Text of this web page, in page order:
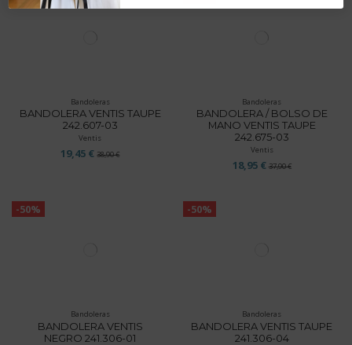
Bandoleras
BANDOLERA VENTIS TAUPE
242.607-03
Ventis
19,45 €38,90 €
Bandoleras
BANDOLERA / BOLSO DE
MANO VENTIS TAUPE
242.675-03
Ventis
18,95 € 37,90 €
-50%
Bandoleras
BANDOLERA VENTIS
NEGRO 241.306-01
-50%
Bandoleras
BANDOLERA VENTIS TAUPE
241.306-04